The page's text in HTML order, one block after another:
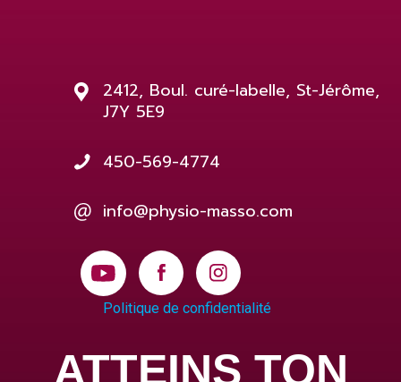
2412, Boul. curé-labelle, St-Jérôme,
J7Y 5E9
450-569-4774
info@physio-masso.com
Politique de confidentialité
ATTEINS TON